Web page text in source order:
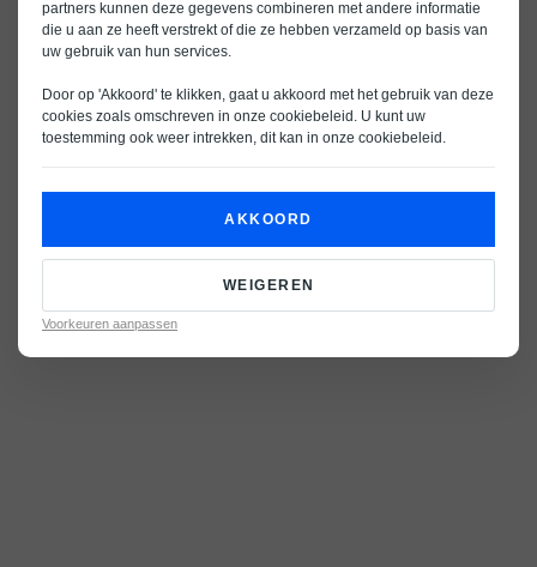
partners kunnen deze gegevens combineren met andere informatie
die u aan ze heeft verstrekt of die ze hebben verzameld op basis van
uw gebruik van hun services.
Door op 'Akkoord' te klikken, gaat u akkoord met het gebruik van deze
cookies zoals omschreven in onze cookiebeleid . U kunt uw
toestemming ook weer intrekken, dit kan in onze cookiebeleid
AKKOORD
WEIGEREN
Voorkeuren aanpassen